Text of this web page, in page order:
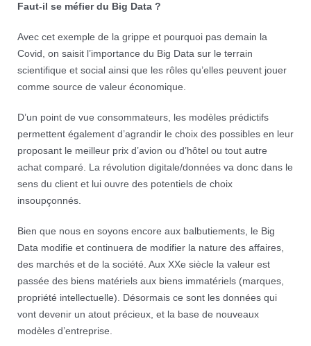
Faut-il se méfier du Big Data ?
Avec cet exemple de la grippe et pourquoi pas demain la
Covid, on saisit l’importance du Big Data sur le terrain
scientifique et social ainsi que les rôles qu’elles peuvent jouer
comme source de valeur économique.
D’un point de vue consommateurs, les modèles prédictifs
permettent également d’agrandir le choix des possibles en leur
proposant le meilleur prix d’avion ou d’hôtel ou tout autre
achat comparé. La révolution digitale/données va donc dans le
sens du client et lui ouvre des potentiels de choix
insoupçonnés.
Bien que nous en soyons encore aux balbutiements, le Big
Data modifie et continuera de modifier la nature des affaires,
des marchés et de la société. Aux XXe siècle la valeur est
passée des biens matériels aux biens immatériels (marques,
propriété intellectuelle). Désormais ce sont les données qui
vont devenir un atout précieux, et la base de nouveaux
modèles d’entreprise.